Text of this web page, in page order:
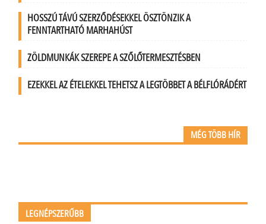
HOSSZÚ TÁVÚ SZERZŐDÉSEKKEL ÖSZTÖNZIK A
FENNTARTHATÓ MARHAHÚST
ZÖLDMUNKÁK SZEREPE A SZŐLŐTERMESZTÉSBEN
EZEKKEL AZ ÉTELEKKEL TEHETSZ A LEGTÖBBET A BÉLFLÓRÁDÉRT
MÉG TÖBB HÍR
LEGNÉPSZERŰBB